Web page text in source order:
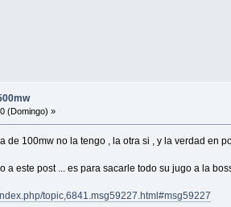
(Domingo) »
de 100mw no la tengo , la otra si , y la verdad en
a este post ... es para sacarle todo su jugo a la
topic,6841.msg59227.html#msg59227